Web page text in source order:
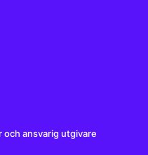
och ansvarig utgivare